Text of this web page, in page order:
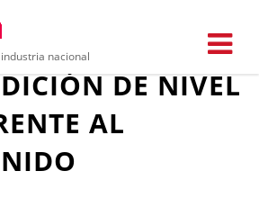
nacionalVENTAJAS
DE NIVEL
AL